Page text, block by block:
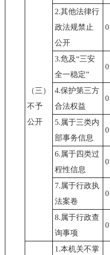
（三）
不予
公开
2.其他法律行
政法规禁止
公开
0
3.危及“三安
全一稳定”
0
4.保护第三方
合法权益
0
5.属于三类内
部事务信息
0
6.属于四类过
程性信息
0
7.属于行政执
法案卷
0
8.属于行政查
询事项
0
1.本机关不掌